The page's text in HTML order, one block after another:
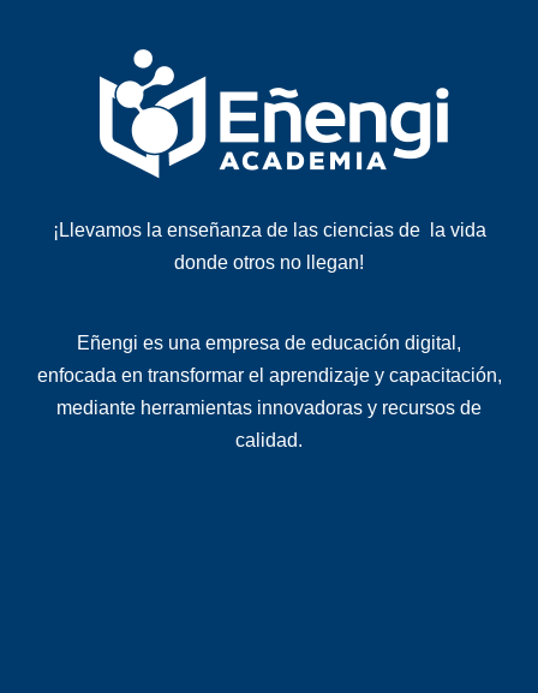
¡Llevamos la enseñanza de las ciencias de la vida
donde otros no llegan!
Eñengi es una empresa de educación digital ,
enfocada en transformar el aprendizaje y capacitación,
mediante herramientas innovadoras y recursos de
calidad.